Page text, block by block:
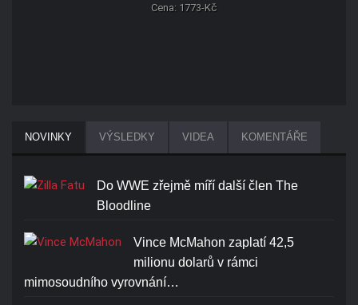
Cena: 1773-Kč
NOVINKY VÝSLEDKY VIDEA KOMENTÁŘE
Do WWE zřejmě míří další člen The
Bloodline
Vince McMahon zaplatí 42,5
milionu dolarů v rámci
mimosoudního vyrovnání…